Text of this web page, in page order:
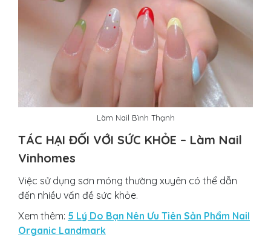
Làm Nail Bình Thạnh
TÁC HẠI ĐỐI VỚI SỨC KHỎE – Làm Nail
Vinhomes
Việc sử dụng sơn móng thường xuyên có thể dẫn
đến nhiều vấn đề sức khỏe.
Xem thêm: 5 Lý Do Bạn Nên Ưu Tiên Sản Phẩm Nail
Organic Landmark